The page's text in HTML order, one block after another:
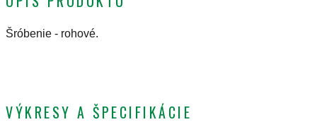
Šróbenie - rohové.
VÝKRESY A ŠPECIFIKÁCIE